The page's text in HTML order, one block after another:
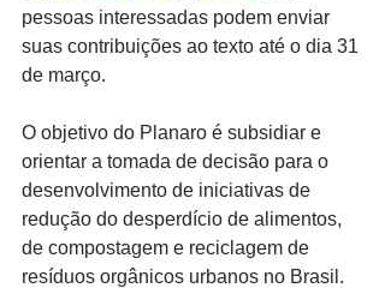
pessoas interessadas podem enviar
suas contribuições ao texto até o dia 31
de março.
O objetivo do Planaro é subsidiar e
orientar a tomada de decisão para o
desenvolvimento de iniciativas de
redução do desperdício de alimentos,
de compostagem e reciclagem de
resíduos orgânicos urbanos no Brasil.